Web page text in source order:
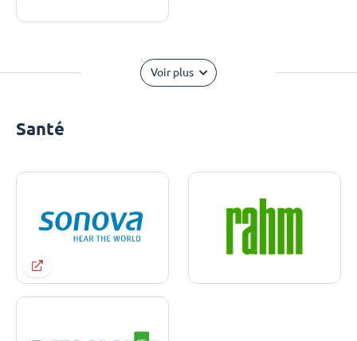
Voir plus
Santé